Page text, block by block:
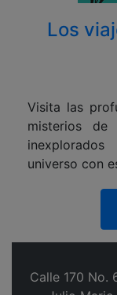
Los
Visita las
misterios de
universo con
Calle 170 No.